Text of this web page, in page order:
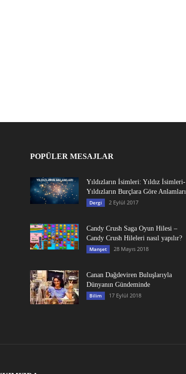
POPÜLER MESAJLAR
Yıldızların İsimleri: Yıldız İsimleri-
Yıldızların Burçlara Göre Anlamları
Dergi 2 Eylül 2017
Candy Crush Saga Oyun Hilesi –
Candy Crush Hileleri nasıl yapılır?
Manşet 28 Mayıs 2018
Canan Dağdeviren Buluşlarıyla
Dünyanın Gündeminde
Bilim 17 Eylül 2018